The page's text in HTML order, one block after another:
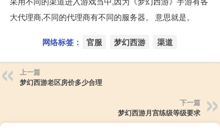
大代理商,不同的代理商有不同的服务器。 意思就是。
网络标签： 官服 梦幻西游 渠道
上一篇
梦幻西游老区房价多少合理
下一篇
梦幻西游月宫练级等级要求